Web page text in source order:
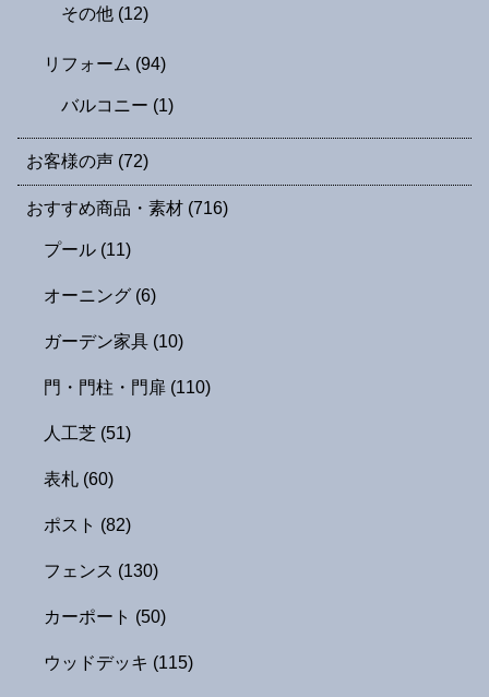
その他 (12)
リフォーム (94)
バルコニー (1)
お客様の声 (72)
おすすめ商品・素材 (716)
プール (11)
オーニング (6)
ガーデン家具 (10)
門・門柱・門扉 (110)
人工芝 (51)
表札 (60)
ポスト (82)
フェンス (130)
カーポート (50)
ウッドデッキ (115)